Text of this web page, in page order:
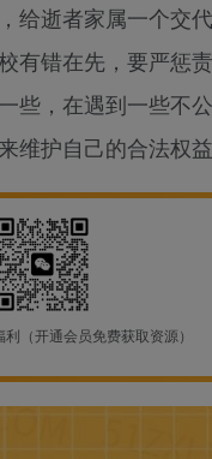
给逝者家属一个交
有错在先，要严惩
些，在遇到一些不
维护自己的合法权益
（开通会员免费获取资源）